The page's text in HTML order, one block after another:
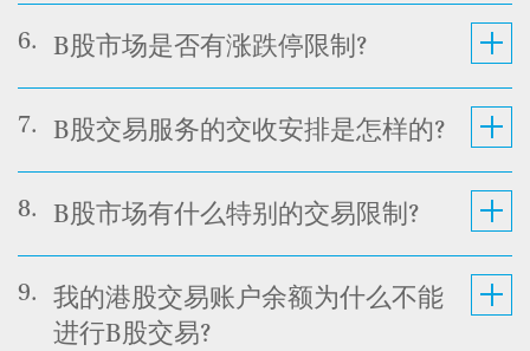
6. B股市场是否有涨跌停限制?
7. B股交易服务的交收安排是怎样的?
8. B股市场有什么特别的交易限制?
9.
我的港股交易账户余额为什么不能
进行B股交易?